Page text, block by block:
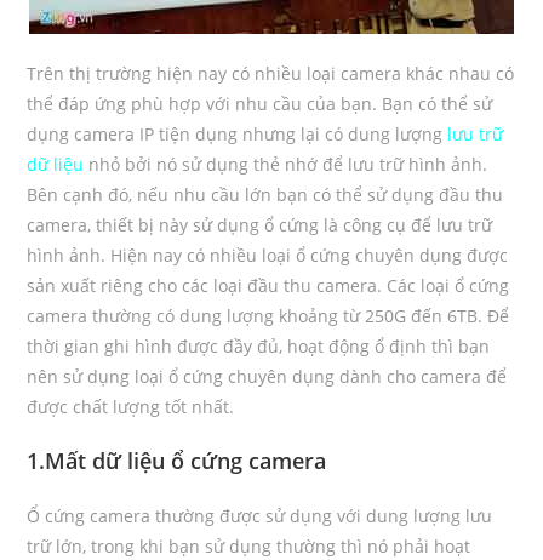
Trên thị trường hiện nay có nhiều loại camera khác nhau có
thể đáp ứng phù hợp với nhu cầu của bạn. Bạn có thể sử
dụng camera IP tiện dụng nhưng lại có dung lượng lưu trữ
dữ liệu nhỏ bởi nó sử dụng thẻ nhớ để lưu trữ hình ảnh.
Bên cạnh đó, nếu nhu cầu lớn bạn có thể sử dụng đầu thu
camera, thiết bị này sử dụng ổ cứng là công cụ để lưu trữ
hình ảnh. Hiện nay có nhiều loại ổ cứng chuyên dụng được
sản xuất riêng cho các loại đầu thu camera. Các loại ổ cứng
camera thường có dung lượng khoảng từ 250G đến 6TB. Để
thời gian ghi hình được đầy đủ, hoạt động ổ định thì bạn
nên sử dụng loại ổ cứng chuyên dụng dành cho camera để
được chất lượng tốt nhất.
1.Mất dữ liệu ổ cứng camera
Ổ cứng camera thường được sử dụng với dung lượng lưu
trữ lớn, trong khi bạn sử dụng thường thì nó phải hoạt